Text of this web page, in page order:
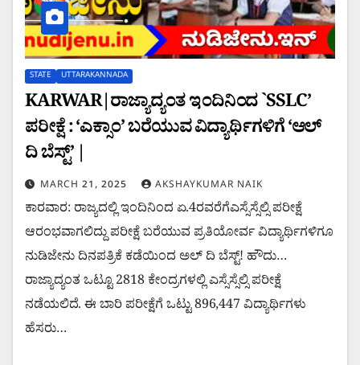
STATE UTTARAKANNADA
KARWAR|ರಾಜ್ಯಾದ್ಯಂತ ಇಂದಿನಿಂದ `SSLC’
ಪರೀಕ್ಷೆ : ‘ಎಕ್ಸಾಂ’ ಬರೆಯುವ ವಿದ್ಯಾರ್ಥಿಗಳಿಗೆ ‘ಆಲ್
ದಿ ಬೆಸ್ಟ್’ |
MARCH 21, 2025 AKSHAYKUMAR NAIK
ಕಾರವಾರ: ರಾಜ್ಯದಲ್ಲಿ ಇಂದಿನಿಂದ ಏ.4ರವರೆಗೆಎಸ್ಸೆಸ್ಸೆಲ್ಸಿ ಪರೀಕ್ಷೆ
ಆರಂಭವಾಗಲಿದ್ದು ಪರೀಕ್ಷೆ ಬರೆಯುವ ಪ್ರತಿಯೋರ್ವ ವಿದ್ಯಾರ್ಥಿಗಳಿಗೂ
ನುಡಿಜೇನು ದಿನಪತ್ರಿಕೆ ಕಡೆಯಿಂದ ಅಲ್ ದಿ ಬೆಸ್ಟ್! ಹೌದು…
ರಾಜ್ಯಾದ್ಯಂತ ಒಟ್ಟೂ 2818 ಕೇಂದ್ರಗಳಲ್ಲಿ ಎಸ್ಸೆಸ್ಸೆಲ್ಸಿ ಪರೀಕ್ಷೆ
ನಡೆಯಲಿದೆ. ಈ ಬಾರಿ ಪರೀಕ್ಷೆಗೆ ಒಟ್ಟು 896,447 ವಿದ್ಯಾರ್ಥಿಗಳು
ಹೆಸರು…